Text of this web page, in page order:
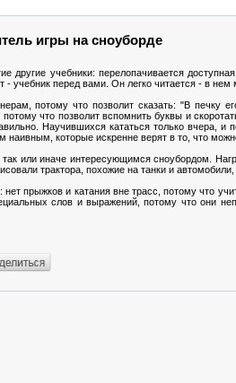
игры на сноуборде
другие учебники: перелопачивается
- учебник перед вами. Он легко читается - в
потому что позволит сказать: "В печку
что позволит вспомнить буквы и
Научившихся кататься только вчера,
которые искренне верят в то, что
или иначе интересующимся сноубордом.
трактора, похожие на танки и автомобили,
нет прыжков и катания вне трасс, потому что
слов и выражений, потому что они